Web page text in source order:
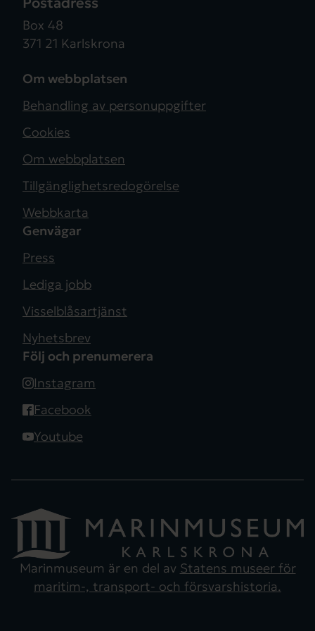
Box 48
371 21 Karlskrona
Om webbplatsen
Behandling av personuppgifter
Cookies
Om webbplatsen
Tillgänglighetsredogörelse
Webbkarta
Genvägar
Press
Lediga jobb
Visselblåsartjänst
Nyhetsbrev
Följ och prenumerera
Instagram
Facebook
Youtube
Marinmuseum är en del av Statens museer för
maritim-, transport- och försvarshistoria.